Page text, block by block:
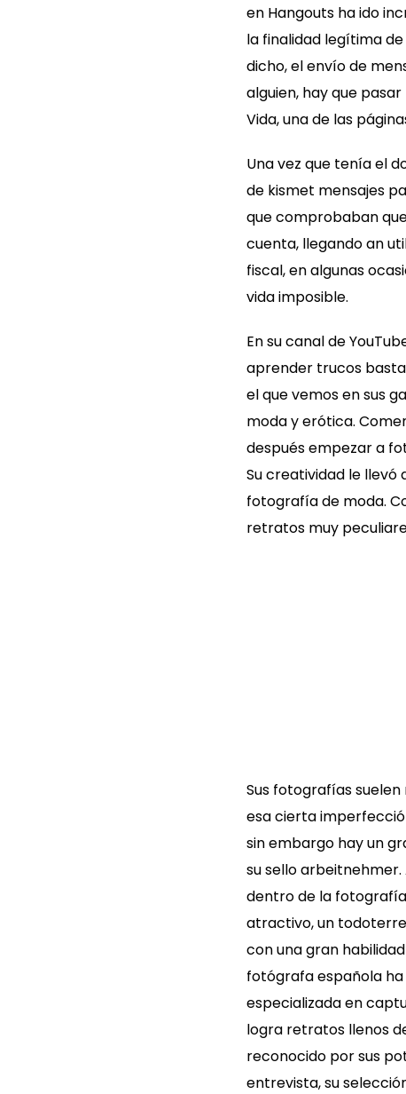
en Hangouts ha ido
la finalidad legítima
dicho, el envío de
alguien, hay que
Vida, una de las
Una vez que tenía el
de kismet mensajes
que comprobaban
cuenta, llegando an
fiscal, en algunas
vida imposible.
En su canal de
aprender trucos
el que vemos en sus
moda y erótica.
después empezar a
Su creatividad le llevó
fotografía de moda.
retratos muy
Sus fotografías
esa cierta
sin embargo hay un
su sello
dentro de la
atractivo, un
con una gran
fotógrafa española
especializada en
logra retratos llenos
reconocido por sus
entrevista, su